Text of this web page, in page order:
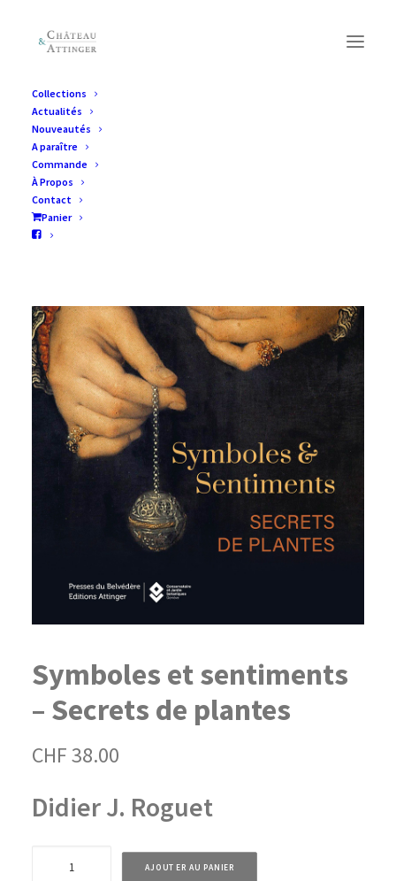
Collections
Actualités
Nouveautés
A paraître
Commande
À Propos
Contact
Panier
Symboles et sentiments
– Secrets de plantes
CHF38.00
Didier J. Roguet
AJOUTER AU PANIER